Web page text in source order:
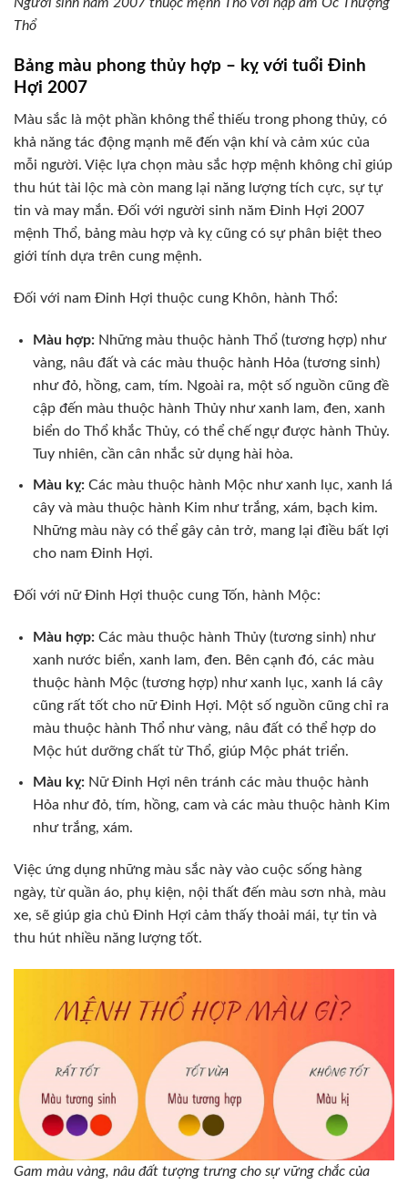
Thổ
Bảng màu phong thủy hợp – kỵ với tuổi Đinh
Hợi 2007
Màu sắc là một phần không thể thiếu trong phong thủy, có
khả năng tác động mạnh mẽ đến vận khí và cảm xúc của
mỗi người. Việc lựa chọn màu sắc hợp mệnh không chỉ giúp
thu hút tài lộc mà còn mang lại năng lượng tích cực, sự tự
tin và may mắn. Đối với người sinh năm Đinh Hợi 2007
mệnh Thổ, bảng màu hợp và kỵ cũng có sự phân biệt theo
giới tính dựa trên cung mệnh.
Đối với nam Đinh Hợi thuộc cung Khôn, hành Thổ:
Màu hợp:Những màu thuộc hành Thổ (tương hợp) như
vàng, nâu đất và các màu thuộc hành Hỏa (tương sinh)
như đỏ, hồng, cam, tím. Ngoài ra, một số nguồn cũng đề
cập đến màu thuộc hành Thủy như xanh lam, đen, xanh
biển do Thổ khắc Thủy, có thể chế ngự được hành Thủy.
Tuy nhiên, cần cân nhắc sử dụng hài hòa.
Màu kỵ:Các màu thuộc hành Mộc như xanh lục, xanh lá
cây và màu thuộc hành Kim như trắng, xám, bạch kim.
Những màu này có thể gây cản trở, mang lại điều bất lợi
cho nam Đinh Hợi.
Đối với nữ Đinh Hợi thuộc cung Tốn, hành Mộc:
Màu hợp:Các màu thuộc hành Thủy (tương sinh) như
xanh nước biển, xanh lam, đen. Bên cạnh đó, các màu
thuộc hành Mộc (tương hợp) như xanh lục, xanh lá cây
cũng rất tốt cho nữ Đinh Hợi. Một số nguồn cũng chỉ ra
màu thuộc hành Thổ như vàng, nâu đất có thể hợp do
Mộc hút dưỡng chất từ Thổ, giúp Mộc phát triển.
Màu kỵ:Nữ Đinh Hợi nên tránh các màu thuộc hành
Hỏa như đỏ, tím, hồng, cam và các màu thuộc hành Kim
như trắng, xám.
Việc ứng dụng những màu sắc này vào cuộc sống hàng
ngày, từ quần áo, phụ kiện, nội thất đến màu sơn nhà, màu
xe, sẽ giúp gia chủ Đinh Hợi cảm thấy thoải mái, tự tin và
thu hút nhiều năng lượng tốt.
Gam màu vàng, nâu đất tượng trưng cho sự vững chắc của